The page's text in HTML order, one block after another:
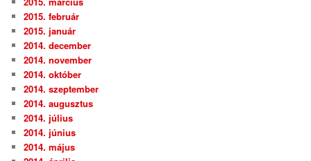
2015. február
2015. január
2014. december
2014. november
2014. október
2014. szeptember
2014. augusztus
2014. július
2014. június
2014. május